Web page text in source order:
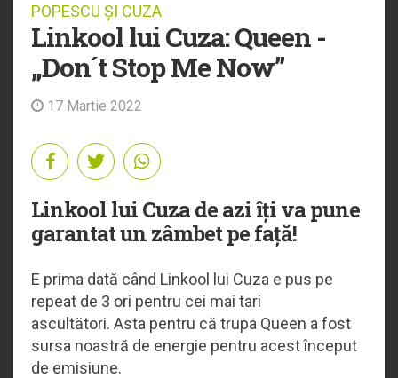
POPESCU ȘI CUZA
Linkool lui Cuza: Queen -
„Don´t Stop Me Now”
17 Martie 2022
Linkool lui Cuza de azi îți va pune
garantat un zâmbet pe față!
E prima dată când Linkool lui Cuza e pus pe
repeat de 3 ori pentru cei mai tari
ascultători. Asta pentru că trupa Queen a fost
sursa noastră de energie pentru acest început
de emisiune.